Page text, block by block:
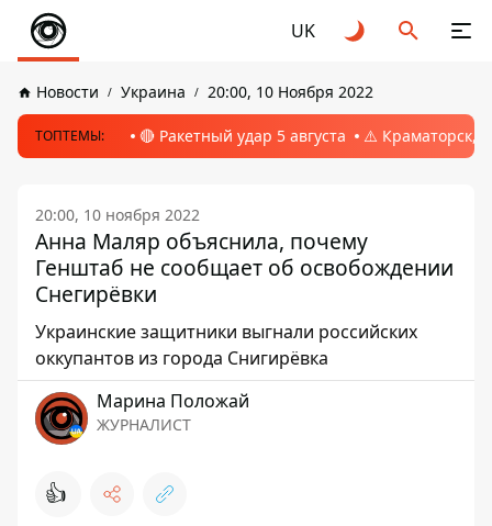
UK
Новости Украина 20:00, 10 Ноября 2022
ТОПТЕМЫ: 🔴 Ракетный удар 5 августа ⚠️ Краматорск,
20:00, 10 ноября 2022
Анна Маляр объяснила, почему
Генштаб не сообщает об освобождении
Снегирёвки
Украинские защитники выгнали российских
оккупантов из города Снигирёвка
Марина Положай
ЖУРНАЛИСТ
👍